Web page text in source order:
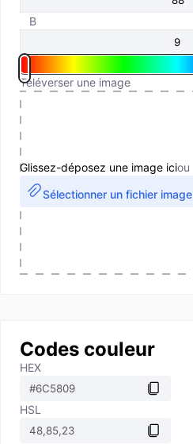
B
Téléverser une image
Glissez-déposez une image iciou
Sélectionner un fichier image
Codes couleur
HEX
HSL